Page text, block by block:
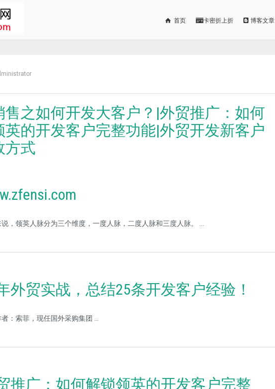
首页 卡密折上折 博客文章
售之如何开发大客户？|外贸推广：如何
英的开发客户完整功能|外贸开发新客户
方式
，领英人脉分为三个维度，一度人脉，二度人脉和三度人脉。 …
外贸实战，总结25条开发客户经验！
：索菲，现任国外采购集团 …
推广：如何解锁领英的开发客户完整